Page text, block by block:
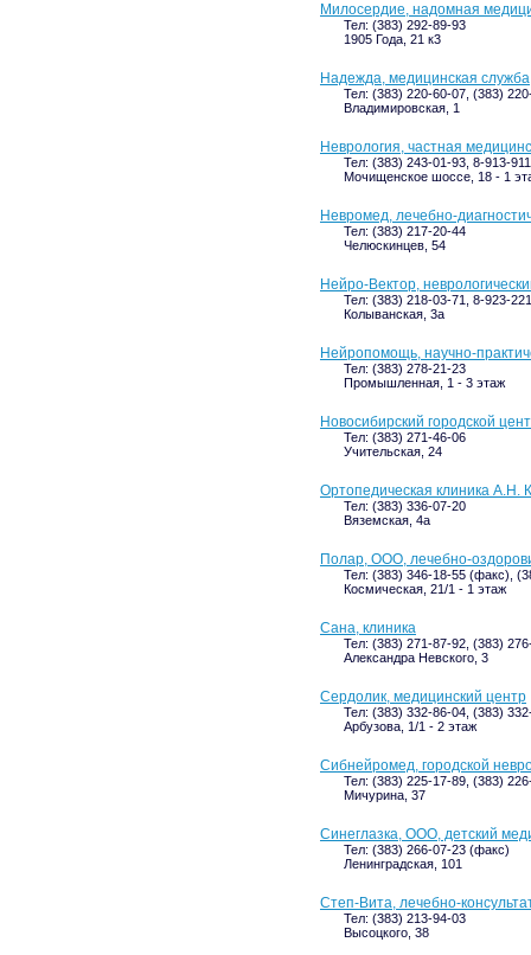
Милосердие, надомная
Тел: (383) 292-89-93
1905 Года, 21 к3
Надежда, медицинская служба
Тел: (383) 220-60-07, (383)
Владимировская, 1
Неврология, частная
Тел: (383) 243-01-93, 8-913-
Мочищенское шоссе, 18 - 1
Невромед, лечебно-
Тел: (383) 217-20-44
Челюскинцев, 54
Нейро-Вектор,
Тел: (383) 218-03-71, 8-923-
Колыванская, 3а
Нейропомощь, научно-
Тел: (383) 278-21-23
Промышленная, 1 - 3 этаж
Новосибирский городской
Тел: (383) 271-46-06
Учительская, 24
Ортопедическая клиника А.Н.
Тел: (383) 336-07-20
Вяземская, 4а
Полар, ООО, лечебно-
Тел: (383) 346-18-55 (факс),
Космическая, 21/1 - 1 этаж
Сана, клиника
Тел: (383) 271-87-92, (383)
Александра Невского, 3
Сердолик, медицинский центр
Тел: (383) 332-86-04, (383)
Арбузова, 1/1 - 2 этаж
Сибнейромед, городской
Тел: (383) 225-17-89, (383)
Мичурина, 37
Синеглазка, ООО, детский
Тел: (383) 266-07-23 (факс)
Ленинградская, 101
Степ-Вита, лечебно-
Тел: (383) 213-94-03
Высоцкого, 38